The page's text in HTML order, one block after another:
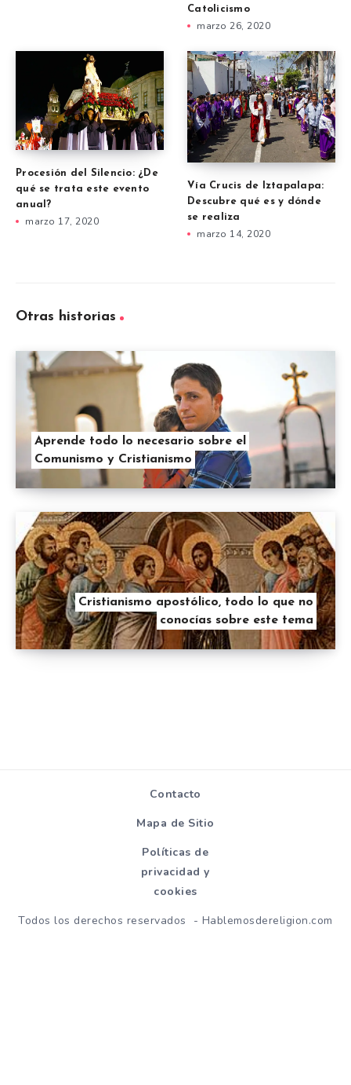
Catolicismo
marzo 26, 2020
Procesión del Silencio: ¿De
qué se trata este evento
anual?
marzo 17, 2020
Vía Crucis de Iztapalapa:
Descubre qué es y dónde
se realiza
marzo 14, 2020
Otras historias
Aprende todo lo necesario sobre el
Comunismo y Cristianismo
Cristianismo apostólico, todo lo que no
conocías sobre este tema
Contacto
Mapa de Sitio
Políticas de
privacidad y
cookies
Todos los derechos reservados - Hablemosdereligion.com